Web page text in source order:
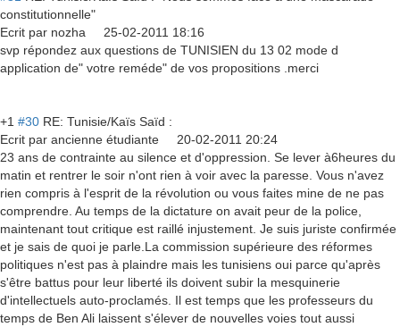
constitutionnelle"
Ecrit par nozha
25-02-2011 18:16
svp répondez aux questions de TUNISIEN du 13 02 mode d
application de" votre reméde" de vos propositions .merci
+1 #30 RE: Tunisie/Kaïs Saïd :
Ecrit par ancienne étudiante
20-02-2011 20:24
23 ans de contrainte au silence et d'oppression. Se lever à6heures du
matin et rentrer le soir n'ont rien à voir avec la paresse. Vous n'avez
rien compris à l'esprit de la révolution ou vous faites mine de ne pas
comprendre. Au temps de la dictature on avait peur de la police,
maintenant tout critique est raillé injustement. Je suis juriste confirmée
et je sais de quoi je parle.La commission supérieure des réformes
politiques n'est pas à plaindre mais les tunisiens oui parce qu'après
s'être battus pour leur liberté ils doivent subir la mesquinerie
d'intellectuels auto-proclamés. Il est temps que les professeurs du
temps de Ben Ali laissent s'élever de nouvelles voies tout aussi